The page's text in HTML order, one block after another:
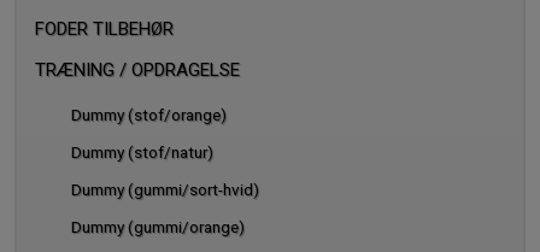
FODER TILBEHØR
TRÆNING / OPDRAGELSE
Dummy (stof/orange)
Dummy (stof/natur)
Dummy (gummi/sort-hvid)
Dummy (gummi/orange)